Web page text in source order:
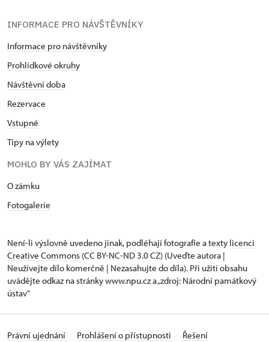
INFORMACE PRO NÁVŠTĚVNÍKY
Informace pro návštěvníky
Prohlídkové okruhy
Návštěvní doba
Rezervace
Vstupné
Tipy na výlety
MOHLO BY VÁS ZAJÍMAT
O zámku
Fotogalerie
Není-li výslovně uvedeno jinak, podléhají fotografie a texty licenci
Creative Commons (CC BY-NC-ND 3.0 CZ) (Uveďte autora |
Neužívejte dílo komerčně | Nezasahujte do díla). Při užití obsahu
uvádějte odkaz na stránky www.npu.cz a „zdroj: Národní památkový
ústav“
Právní ujednání Prohlášení o přístupnosti
Řešení